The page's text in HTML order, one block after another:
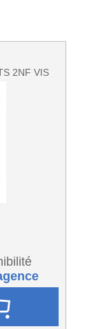
2NF VIS